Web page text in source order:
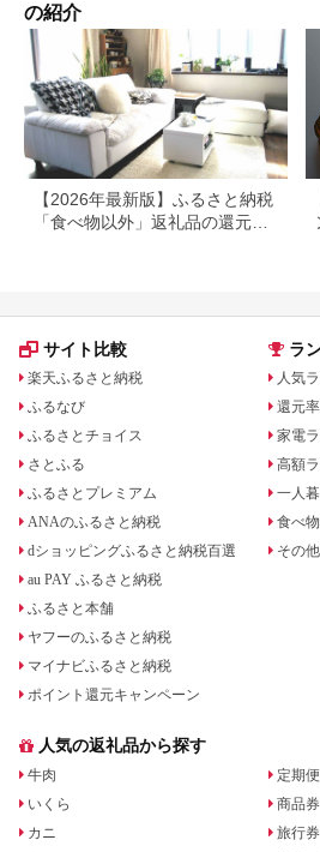
の紹介
【2026年最新版】ふるさと納税
「食べ物以外」返礼品の還元率
サイト比較
楽天ふるさと納税
ふるなび
ふるさとチョイス
さとふる
ふるさとプレミアム
ANAのふるさと納税
dショッピングふるさと納税百選
au PAY ふるさと納税
ふるさと本舗
ヤフーのふるさと納税
マイナビふるさと納税
ポイント還元キャンペーン
ラ
人気
還元
家電
高額
一人
食べ
その
人気の返礼品から探す
牛肉
いくら
カニ
定期便
商品
旅行券